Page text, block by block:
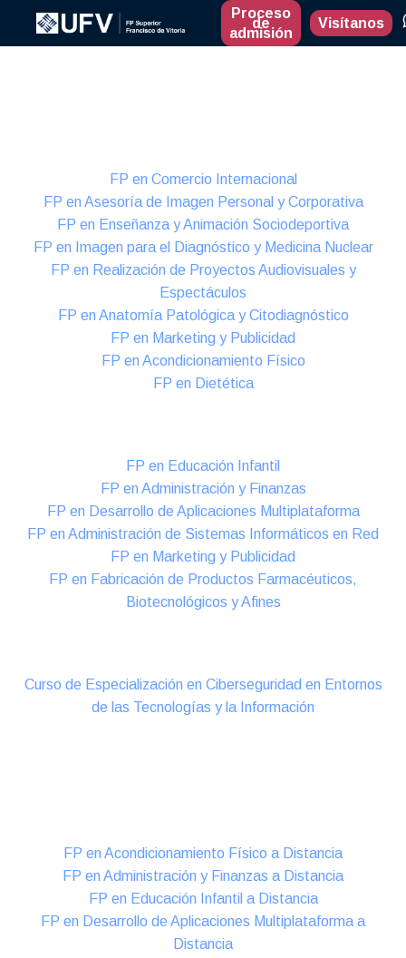
Proceso
de
admisión
Visítanos
FP en Comercio Internacional
FP en Asesoría de Imagen Personal y Corporativa
FP en Enseñanza y Animación Sociodeportiva
FP en Imagen para el Diagnóstico y Medicina Nuclear
FP en Realización de Proyectos Audiovisuales y
Espectáculos
FP en Anatomía Patológica y Citodiagnóstico
FP en Marketing y Publicidad
FP en Acondicionamiento Físico
FP en Dietética
FP en Educación Infantil
FP en Administración y Finanzas
FP en Desarrollo de Aplicaciones Multiplataforma
FP en Administración de Sistemas Informáticos en Red
FP en Marketing y Publicidad
FP en Fabricación de Productos Farmacéuticos,
Biotecnológicos y Afines
Curso de Especialización en Ciberseguridad en Entornos
de las Tecnologías y la Información
FP en Acondicionamiento Físico a Distancia
FP en Administración y Finanzas a Distancia
FP en Educación Infantil a Distancia
FP en Desarrollo de Aplicaciones Multiplataforma a
Distancia